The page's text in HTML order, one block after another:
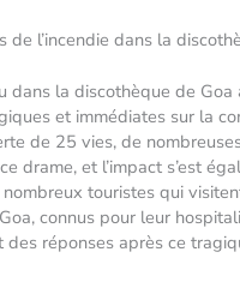
de l’incendie dans la
dans la discothèque de Goa
et immédiates sur la
de 25 vies, de
drame, et l’impact s’est
touristes qui
connus pour leur
des réponses après ce